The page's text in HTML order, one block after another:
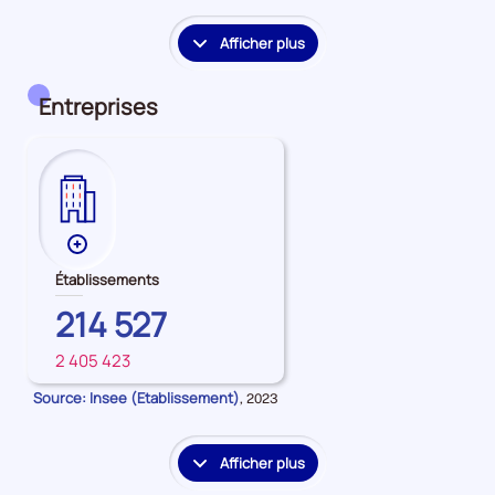
Afficher plus
le
Entreprises
Plus
de
données
sur
les
Établissements
Établissements
PROVENCE-
ALPES-
COTE
D'AZUR
214 527
FRANCE
2 405 423
Source: Insee (Etablissement), Données
la
2023
Afficher plus
le